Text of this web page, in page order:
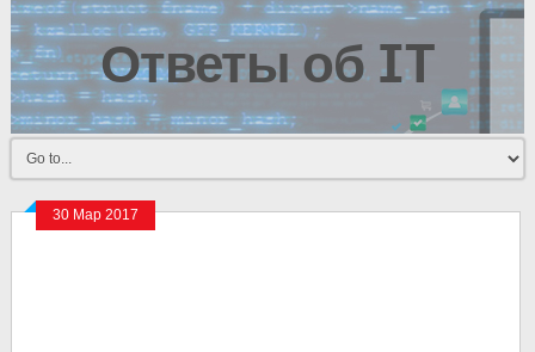
Ответы об IT
30 Мар 2017